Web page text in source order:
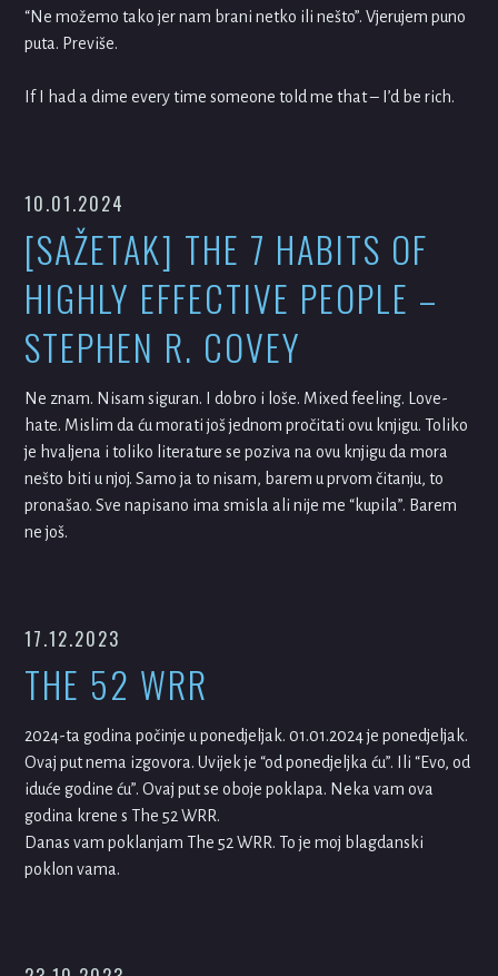
“Ne možemo tako jer nam brani netko ili nešto”. Vjerujem puno
puta. Previše.
If I had a dime every time someone told me that – I’d be rich.
10.01.2024
[SAŽETAK] THE 7 HABITS OF
HIGHLY EFFECTIVE PEOPLE –
STEPHEN R. COVEY
Ne znam. Nisam siguran. I dobro i loše. Mixed feeling. Love-
hate. Mislim da ću morati još jednom pročitati ovu knjigu. Toliko
je hvaljena i toliko literature se poziva na ovu knjigu da mora
nešto biti u njoj. Samo ja to nisam, barem u prvom čitanju, to
pronašao. Sve napisano ima smisla ali nije me “kupila”. Barem
ne još.
17.12.2023
THE 52 WRR
2024-ta godina počinje u ponedjeljak. 01.01.2024 je ponedjeljak.
Ovaj put nema izgovora. Uvijek je “od ponedjeljka ću”. Ili “Evo, od
iduće godine ću”. Ovaj put se oboje poklapa. Neka vam ova
godina krene s The 52 WRR.
Danas vam poklanjam The 52 WRR. To je moj blagdanski
poklon vama.